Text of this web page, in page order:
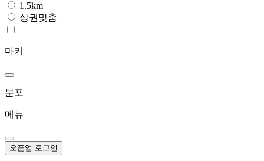
1.5km
상권맞춤
마커
분포
메뉴
오픈업 로그인